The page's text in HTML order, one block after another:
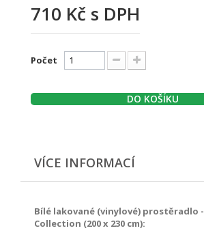
710 Kč s DPH
Počet
DO KOŠÍKU
VÍCE INFORMACÍ
Bílé lakované (vinylové) prostěradlo
Collection (200 x 230 cm):